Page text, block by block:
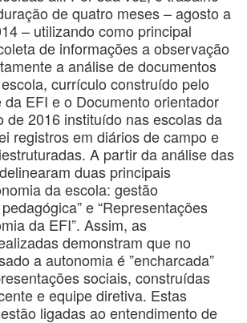
de quatro meses – agosto a
– utilizando como principal
de informações a observação
a análise de documentos
currículo construído pelo
EFI e o Documento orientador
de 2016 instituído nas escolas da
registros em diários de campo e
A partir da análise das
duas principais
da escola: gestão
e “Representações
da EFI”. Assim, as
demonstram que no
a autonomia é ”encharcada”
sociais, construídas
e equipe diretiva. Estas
ligadas ao entendimento de